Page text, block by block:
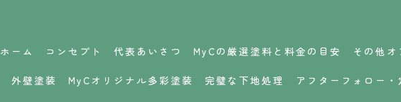
ホーム コンセプト 代表あいさつ MyCの厳選塗料と料金の目安 その他
外壁塗装 MyCオリジナル多彩塗装 完璧な下地処理 アフターフォロー・